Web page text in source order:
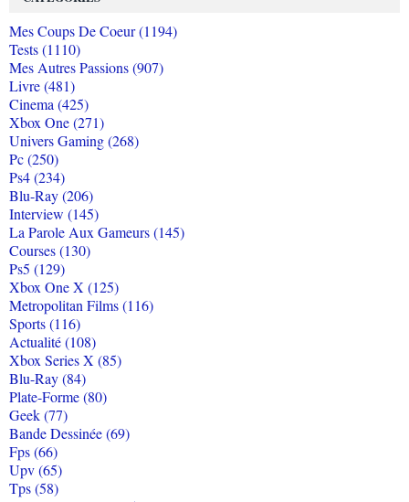
Mes Coups De Coeur (1194)
Tests (1110)
Mes Autres Passions (907)
Livre (481)
Cinema (425)
Xbox One (271)
Univers Gaming (268)
Pc (250)
Ps4 (234)
Blu-Ray (206)
Interview (145)
La Parole Aux Gameurs (145)
Courses (130)
Ps5 (129)
Xbox One X (125)
Metropolitan Films (116)
Sports (116)
Actualité (108)
Xbox Series X (85)
Blu-Ray (84)
Plate-Forme (80)
Geek (77)
Bande Dessinée (69)
Fps (66)
Upv (65)
Tps (58)